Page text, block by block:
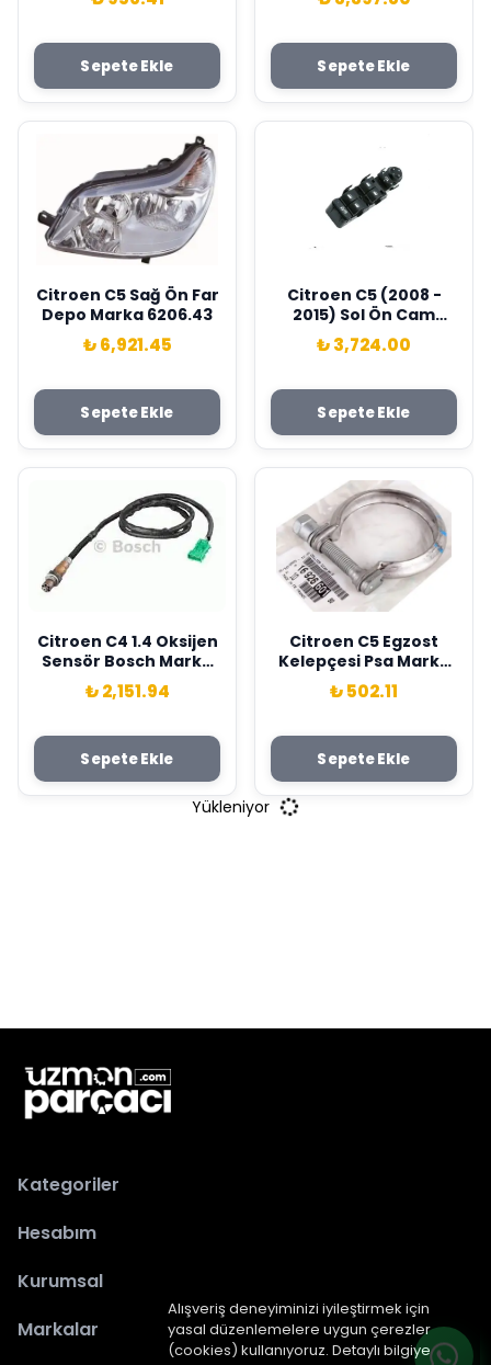
Alışveriş deneyiminizi iyileştirmek için
yasal düzenlemelere uygun çerezler
(cookies) kullanıyoruz. Detaylı bilgiye
Çerçevesi Orijinal
Sepete Ekle Sepete Ekle
Citroen C5 Sağ Ön Far
Depo Marka 6206.43
₺ 6,921.45
Sepete Ekle
Citroen C5 (2008 -
2015) Sol Ön Cam
Açma Düğmesi
Rockswell Marka
₺ 3,724.00
Sepete Ekle
Citroen C4 1.4 Oksijen
Sensör Bosch Marka
1618.Z7
₺ 2,151.94
Sepete Ekle
Citroen C5 Egzost
Kelepçesi Psa Marka
1692660180
₺ 502.11
Sepete Ekle
Yükleniyor
Kategoriler
Hesabım
Kurumsal
Markalar